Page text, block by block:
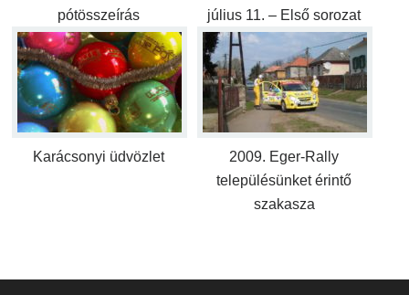
pótösszeírás
július 11. – Első sorozat
Karácsonyi üdvözlet
2009. Eger-Rally
településünket érintő
szakasza